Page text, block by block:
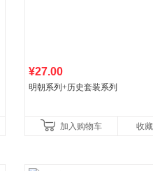
¥27.00
明朝系列+历史套装系列
加入购物车 收藏